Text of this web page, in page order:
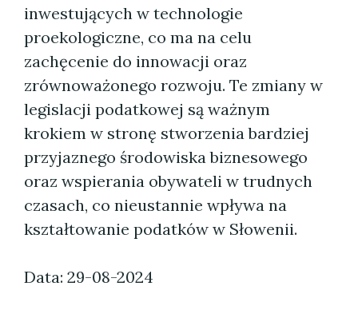
inwestujących w technologie
proekologiczne, co ma na celu
zachęcenie do innowacji oraz
zrównoważonego rozwoju. Te zmiany w
legislacji podatkowej są ważnym
krokiem w stronę stworzenia bardziej
przyjaznego środowiska biznesowego
oraz wspierania obywateli w trudnych
czasach, co nieustannie wpływa na
kształtowanie podatków w Słowenii.
Data: 29-08-2024